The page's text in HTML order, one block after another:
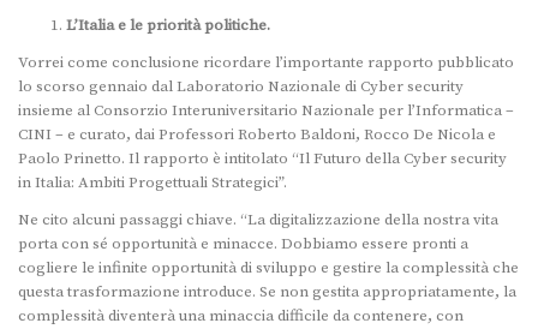
L’Italia e le priorità politiche.
Vorrei come conclusione ricordare l’importante rapporto pubblicato
lo scorso gennaio dal Laboratorio Nazionale di Cyber security
insieme al Consorzio Interuniversitario Nazionale per l’Informatica –
CINI – e curato, dai Professori Roberto Baldoni, Rocco De Nicola e
Paolo Prinetto. Il rapporto è intitolato “Il Futuro della Cyber security
in Italia: Ambiti Progettuali Strategici”.
Ne cito alcuni passaggi chiave. “La digitalizzazione della nostra vita
porta con sé opportunità e minacce. Dobbiamo essere pronti a
cogliere le infinite opportunità di sviluppo e gestire la complessità che
questa trasformazione introduce. Se non gestita appropriatamente, la
complessità diventerà una minaccia difficile da contenere, con